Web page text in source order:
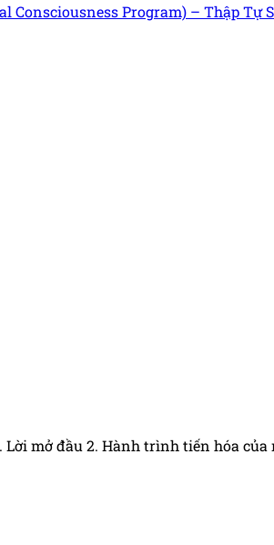
Consciousness Program) – Thập Tự
Lời mở đầu 2. Hành trình tiến hóa